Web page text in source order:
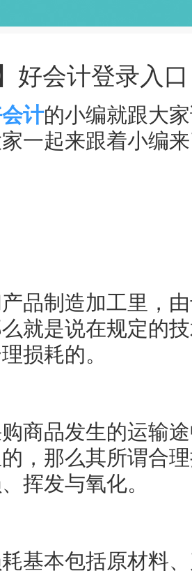
好会计登录入
计的小编就跟大
一起来跟着小编
品制造加工里，
就是说在规定的
损耗的。
商品发生的运输
，那么其所谓合
挥发与氧化。
基本包括原材料